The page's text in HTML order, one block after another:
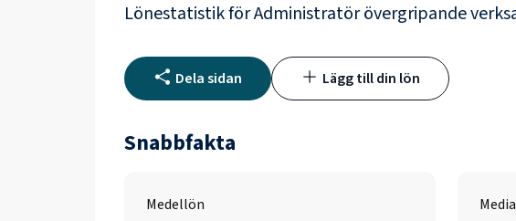
Lönestatistik förAdministratör övergripande
Dela sidan Lägg till din lön
Snabbfakta
Medellön